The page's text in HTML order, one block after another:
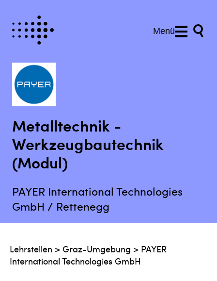
Menü
Metalltechnik -
Werkzeugbautechnik
(Modul)
PAYER International Technologies
GmbH / Rettenegg
Lehrstellen > Graz-Umgebung > PAYER
International Technologies GmbH